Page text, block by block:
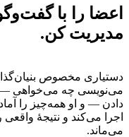
اعضا را با
مدیریت کن.
دستیاری مخصوص بنیان‌گذار
می‌نویسی چه می‌خواهی —
دادن — و او همه‌چیز را
اجرا می‌کند و نتیجهٔ واقعی
می‌ماند.